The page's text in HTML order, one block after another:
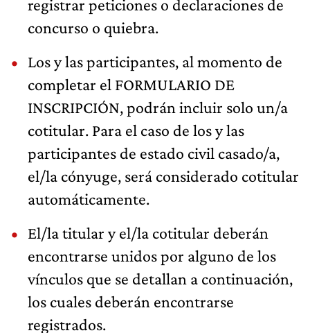
registrar peticiones o declaraciones de
concurso o quiebra.
Los y las participantes, al momento de
completar el FORMULARIO DE
INSCRIPCIÓN, podrán incluir solo un/a
cotitular. Para el caso de los y las
participantes de estado civil casado/a,
el/la cónyuge, será considerado cotitular
automáticamente.
El/la titular y el/la cotitular deberán
encontrarse unidos por alguno de los
vínculos que se detallan a continuación,
los cuales deberán encontrarse
registrados.